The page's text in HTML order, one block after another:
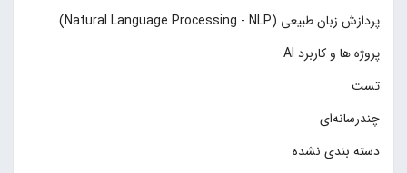
پردازش زبان طبیعی (Natural Language Processing - NLP)
پروژه ها و کاربرد AI
تست
چند‌‌رسانه‌ای
دسته بندی نشده